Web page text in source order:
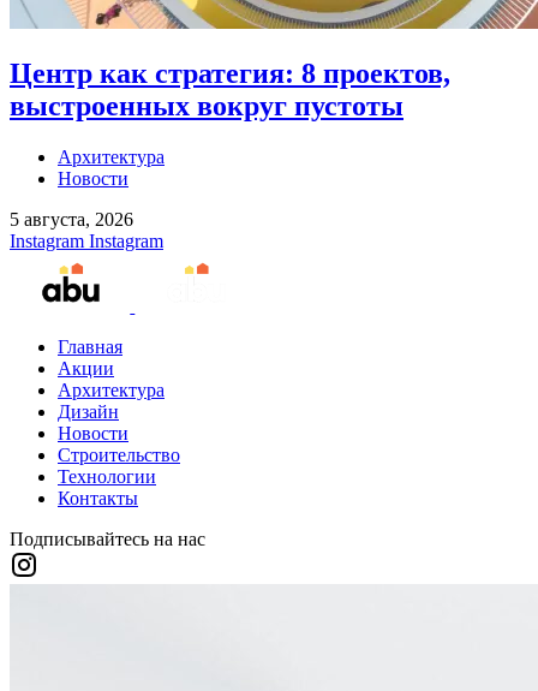
Центр как стратегия: 8 проектов,
выстроенных вокруг пустоты
Архитектура
Новости
5 августа, 2026
Instagram Instagram
Главная
Акции
Архитектура
Дизайн
Новости
Строительство
Технологии
Контакты
Подписывайтесь на нас